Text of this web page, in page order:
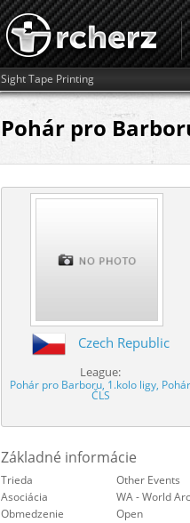
Sight Tape Printing
Pohár pro
Czech Republic
League:
Pohár pro Barboru, 1.kolo ligy, Pohár
ČLS
Základné informácie
Trieda
Other Events
Asociácia
WA - World
Obmedzenie
Open